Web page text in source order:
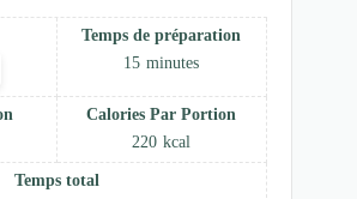
Temps de préparation
15 minutes
Calories Par Portion
220 kcal
Temps total